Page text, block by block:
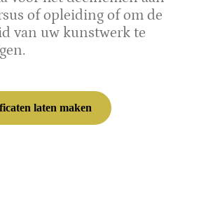
of opleiding of om de
van uw kunstwerk te
laten maken